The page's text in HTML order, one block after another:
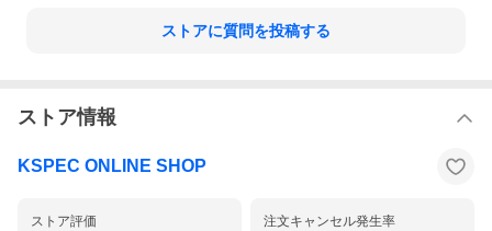
ストアに質問を投稿する
ストア情報
KSPEC ONLINE SHOP
ストア評価 注文キャンセル発生率